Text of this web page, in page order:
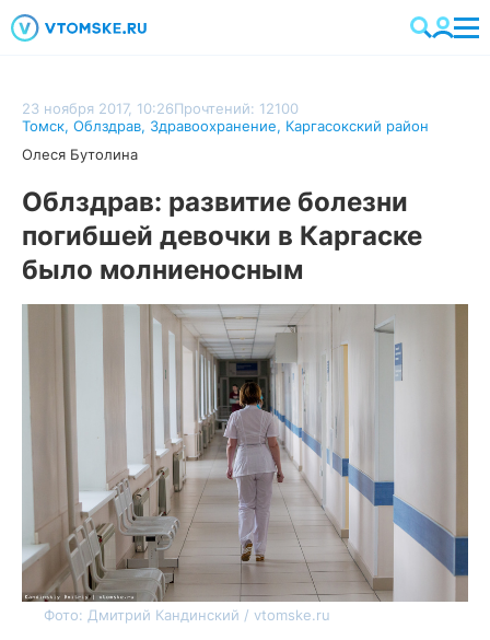
23 ноября 2017, 10:26Прочтений: 12100
Томск, Облздрав, Здравоохранение, Каргасокский район
Олеся Бутолина
Облздрав: развитие болезни
погибшей девочки в Каргаске
было молниеносным
Фото: Дмитрий Кандинский / vtomske.ru